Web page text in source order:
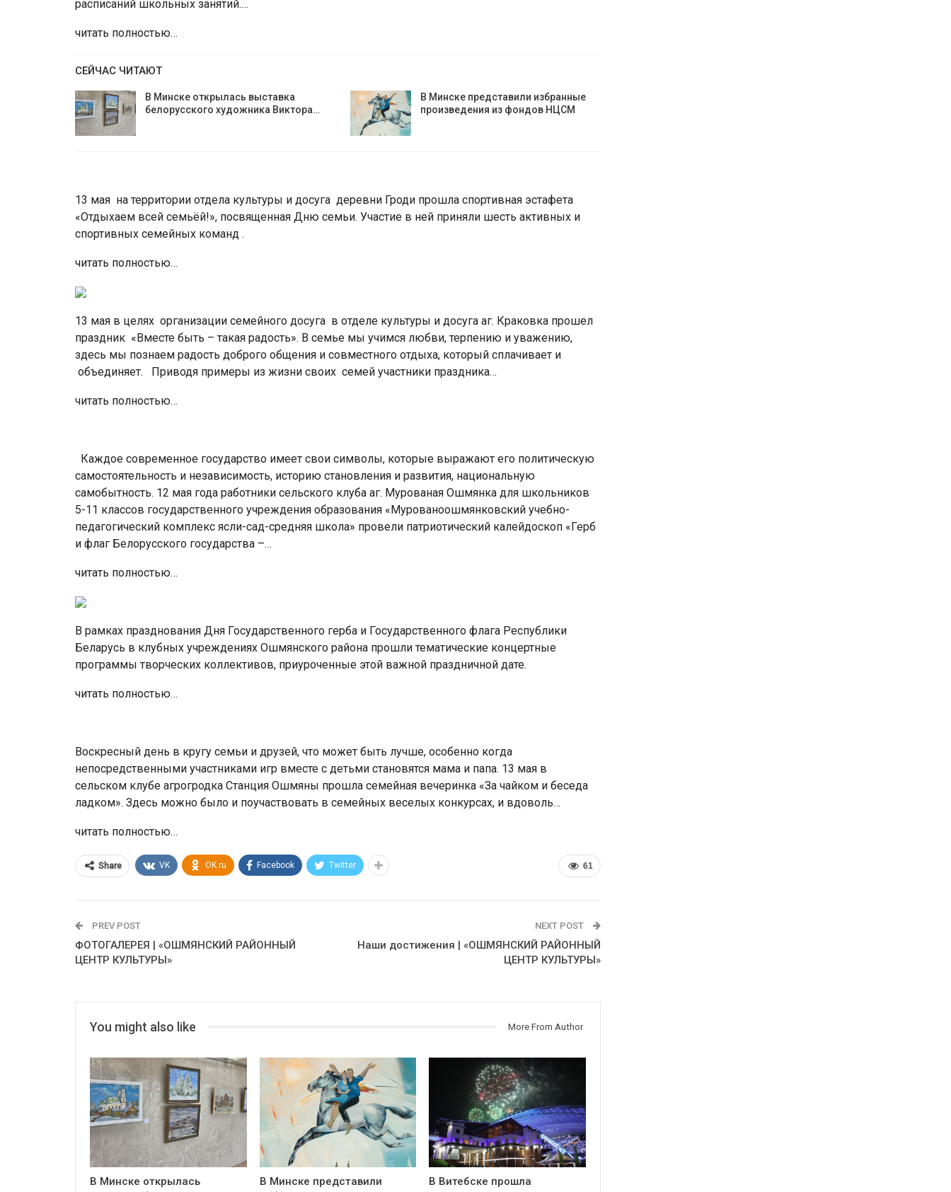
расписаний школьных занятий.…
читать полностью…
СЕЙЧАС ЧИТАЮТ
В Минске открылась выставка
белорусского художника Виктора…
В Минске представили избранные
произведения из фондов НЦСМ
13 мая на территории отдела культуры и досуга деревни Гроди прошла спортивная эстафета
«Отдыхаем всей семьёй!», посвященная Дню семьи. Участие в ней приняли шесть активных и
спортивных семейных команд .
читать полностью…
13 мая в целях организации семейного досуга в отделе культуры и досуга аг. Краковка прошел
праздник «Вместе быть – такая радость». В семье мы учимся любви, терпению и уважению,
здесь мы познаем радость доброго общения и совместного отдыха, который сплачивает и
объединяет. Приводя примеры из жизни своих семей участники праздника…
читать полностью…
Каждое современное государство имеет свои символы, которые выражают его политическую
самостоятельность и независимость, историю становления и развития, национальную
самобытность. 12 мая года работники сельского клуба аг. Мурованая Ошмянка для школьников
5-11 классов государственного учреждения образования «Мурованоошмянковский учебно-
педагогический комплекс ясли-сад-средняя школа» провели патриотический калейдоскоп «Герб
и флаг Белорусского государства –…
читать полностью…
В рамках празднования Дня Государственного герба и Государственного флага Республики
Беларусь в клубных учреждениях Ошмянского района прошли тематические концертные
программы творческих коллективов, приуроченные этой важной праздничной дате.
читать полностью…
Воскресный день в кругу семьи и друзей, что может быть лучше, особенно когда
непосредственными участниками игр вместе с детьми становятся мама и папа. 13 мая в
сельском клубе агрогродка Станция Ошмяны прошла семейная вечеринка «За чайком и беседа
ладком». Здесь можно было и поучаствовать в семейных веселых конкурсах, и вдоволь…
читать полностью…
61
Share VK OK.ru Facebook Twitter
PREV POST
ФОТОГАЛЕРЕЯ | «ОШМЯНСКИЙ РАЙОННЫЙ
ЦЕНТР КУЛЬТУРЫ»
NEXT POST
Наши достижения | «ОШМЯНСКИЙ РАЙОННЫЙ
ЦЕНТР КУЛЬТУРЫ»
You might also like More From Author
В Минске открылась
В Минске представили
В Витебске прошла